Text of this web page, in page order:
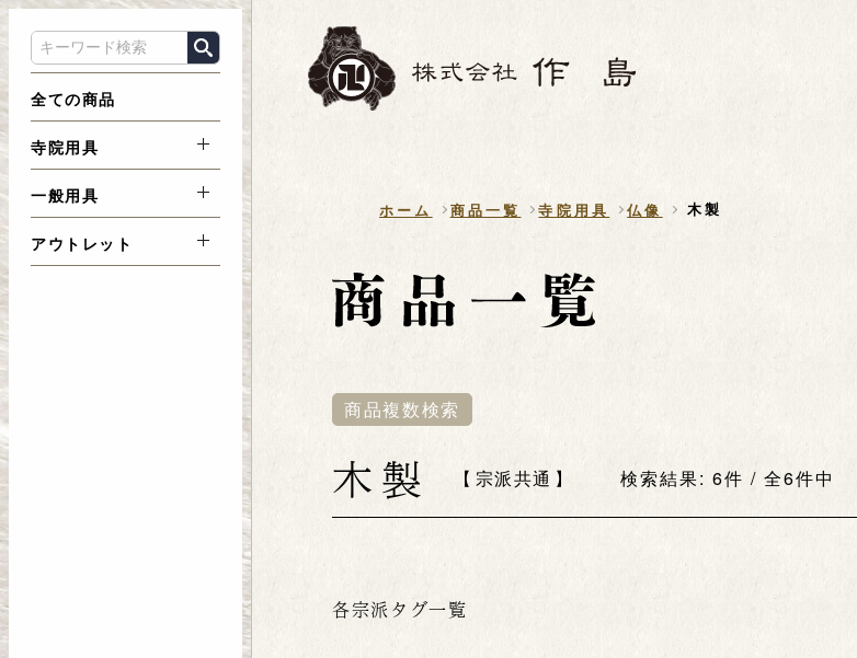
全ての商品
寺院用具
一般用具
アウトレット
ホーム 商品一覧 寺院用具 仏像 木製
商品複数検索
木製 宗派共通 検索結果: 6件 / 全6件中
各宗派タグ一覧